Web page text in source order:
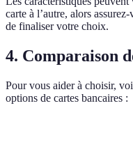
carte à l’autre, alors
de finaliser votre choix.
4. Comparaison
Pour vous aider à choisir,
options de cartes bancaires :